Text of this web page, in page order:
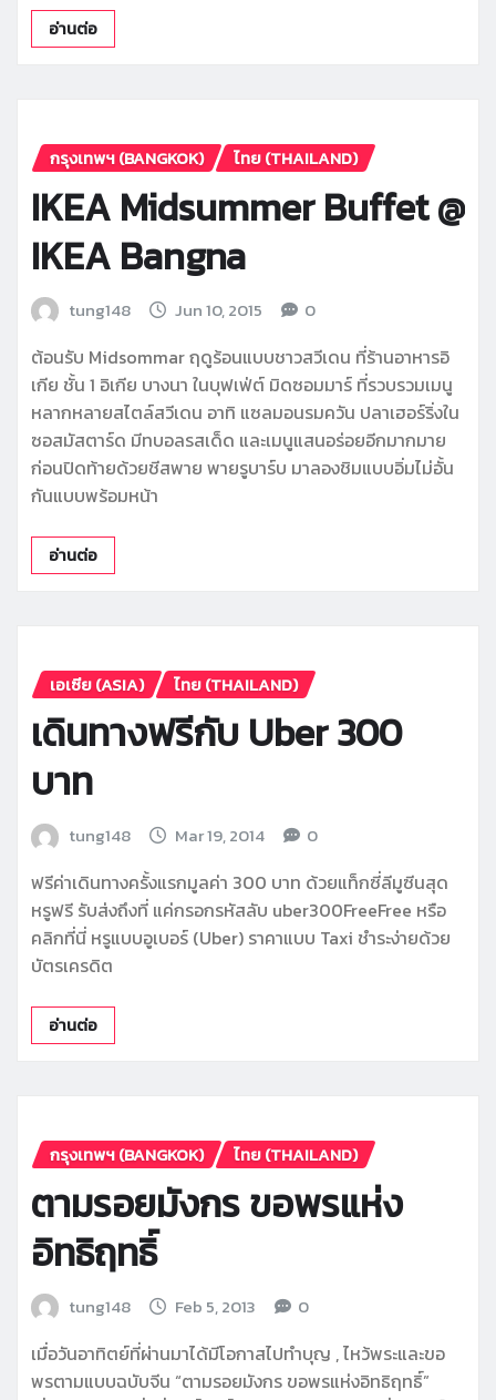
อ่านต่อ
กรุงเทพฯ (BANGKOK) ไทย (THAILAND)
IKEA Midsummer Buffet @
IKEA Bangna
tung148 Jun 10, 2015 0
ต้อนรับ Midsommar ฤดูร้อนแบบชาวสวีเดน ที่ร้านอาหารอิ
เกีย ชั้น 1 อิเกีย บางนา ในบุฟเฟ่ต์ มิดซอมมาร์ ที่รวบรวมเมนู
หลากหลายสไตล์สวีเดน อาทิ แซลมอนรมควัน ปลาเฮอร์ริ่งใน
ซอสมัสตาร์ด มีทบอลรสเด็ด และเมนูแสนอร่อยอีกมากมาย
ก่อนปิดท้ายด้วยชีสพาย พายรูบาร์บ มาลองชิมแบบอิ่มไม่อั้น
กันแบบพร้อมหน้า
อ่านต่อ
เอเซีย (ASIA) ไทย (THAILAND)
เดินทางฟรีกับ Uber 300
บาท
tung148 Mar 19, 2014 0
ฟรีค่าเดินทางครั้งแรกมูลค่า 300 บาท ด้วยแท็กซี่ลีมูซีนสุด
หรูฟรี รับส่งถึงที่ แค่กรอกรหัสลับ uber300FreeFree หรือ
คลิกที่นี่ หรูแบบอูเบอร์ (Uber) ราคาแบบ Taxi ชำระง่ายด้วย
บัตรเครดิต
อ่านต่อ
กรุงเทพฯ (BANGKOK) ไทย (THAILAND)
ตามรอยมังกร ขอพรแห่ง
อิทธิฤทธิ์
tung148 Feb 5, 2013 0
เมื่อวันอาทิตย์ที่ผ่านมาได้มีโอกาสไปทำบุญ , ไหว้พระและขอ
พรตามแบบฉบับจีน “ตามรอยมังกร ขอพรแห่งอิทธิฤทธิ์”